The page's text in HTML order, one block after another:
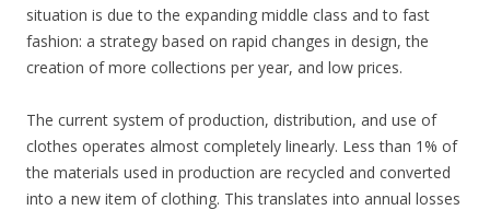
situation is due to the expanding middle class and to fast
fashion: a strategy based on rapid changes in design, the
creation of more collections per year, and low prices.
The current system of production, distribution, and use of
clothes operates almost completely linearly. Less than 1% of
the materials used in production are recycled and converted
into a new item of clothing. This translates into annual losses